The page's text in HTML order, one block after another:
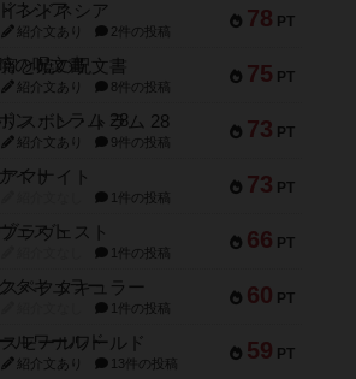
78 PT
インドネシア
紹介文あり 2件の投稿
75 PT
宵と暁の呪文書
紹介文あり 8件の投稿
73 PT
リスボン・トラム 28
紹介文あり 9件の投稿
73 PT
アマナイト
1件の投稿
66 PT
ブラヴェスト
1件の投稿
60 PT
スペクタキュラー
1件の投稿
59 PT
スモールワールド
紹介文あり 13件の投稿